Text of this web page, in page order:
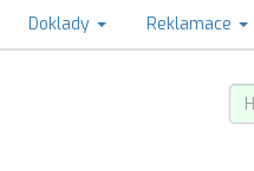
Doklady Reklamace